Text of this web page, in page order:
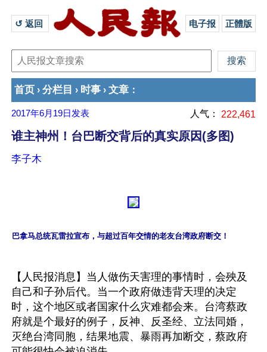
↺ 返回 电子报 正體版
首页 › 分栏目 › 时事 › 文章 ：
2017年6月19日 发表 人气： 222,461
谁主神州！台巴断交背后的真实原因(多图)
李子木
巴拿马总统瓦雷拉宣布，与超过百年交情的老友台湾政府断交！
【人民报消息】当人做伤天害理的事情时，会殃及
自己和子孙后代。当一个政府做违背天理的决定
时，这个地区或者国家什么灾难都会来。台湾蔡政
府就是个最好的例子，反神、反圣经、立法同婚，
灭绝台湾同胞，结果地震、暴雨再加断交，蔡政府